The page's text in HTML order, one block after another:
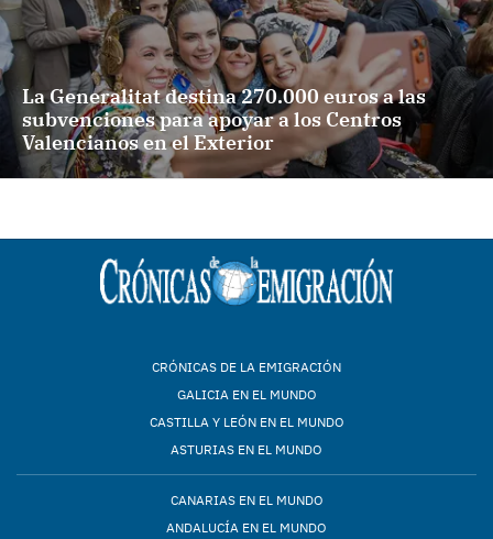
La Generalitat destina 270.000 euros a las
subvenciones para apoyar a los Centros
Valencianos en el Exterior
CRÓNICAS DE LA EMIGRACIÓN
GALICIA EN EL MUNDO
CASTILLA Y LEÓN EN EL MUNDO
ASTURIAS EN EL MUNDO
CANARIAS EN EL MUNDO
ANDALUCÍA EN EL MUNDO